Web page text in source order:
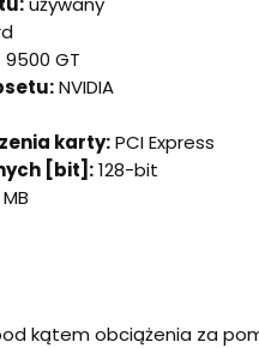
GT
NVIDIA
karty:PCI Express
[bit]:128-bit
kątem obciążenia za